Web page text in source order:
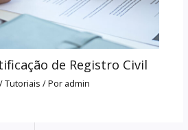
de Registro Civil
/Tutoriais / Por admin